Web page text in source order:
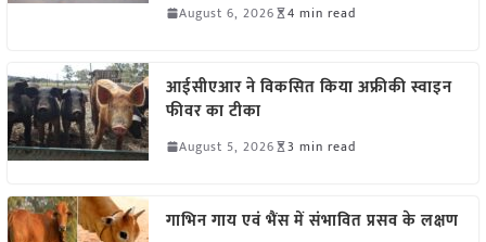
August 6, 2026 4 min read
आईसीएआर ने विकसित किया अफ्रीकी स्वाइन
फीवर का टीका
August 5, 2026 3 min read
गाभिन गाय एवं भैंस में संभावित प्रसव के लक्षण